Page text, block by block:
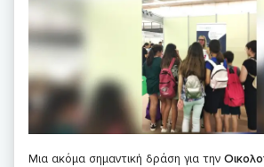
Μια ακόμα σημαντική δράση για την